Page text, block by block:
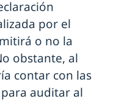
por el
o no la
obstante, al
contar con las
auditar al